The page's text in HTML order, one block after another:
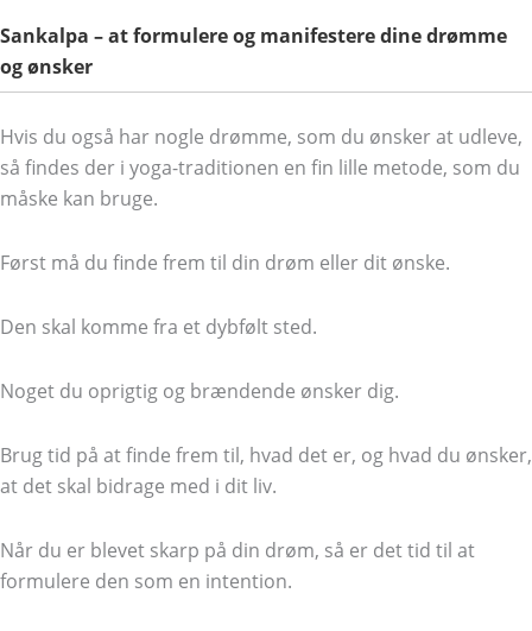
Sankalpa – at formulere og manifestere dine drømme
og ønsker
Hvis du også har nogle drømme, som du ønsker at udleve,
så findes der i yoga-traditionen en fin lille metode, som du
måske kan bruge.
Først må du finde frem til din drøm eller dit ønske.
Den skal komme fra et dybfølt sted.
Noget du oprigtig og brændende ønsker dig.
Brug tid på at finde frem til, hvad det er, og hvad du ønsker,
at det skal bidrage med i dit liv.
Når du er blevet skarp på din drøm, så er det tid til at
formulere den som en intention.